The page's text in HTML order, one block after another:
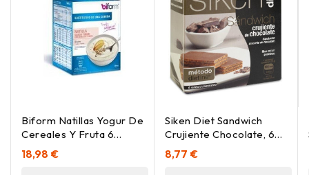
Biform Natillas Yogur De
Cereales Y Fruta 6
Sobresx50G
18,98 €
Siken Diet Sandwich
Crujiente Chocolate, 6
Uds
8,77 €